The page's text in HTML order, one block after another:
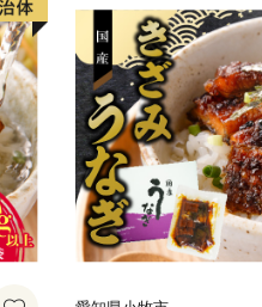
、ブランド肉やお米、フル
と愛情が詰まった自慢の逸
智が誇る魅力を発信し、地
の品のお届けについて】
まいの方で、ご寄附いただ
品をお送りします。